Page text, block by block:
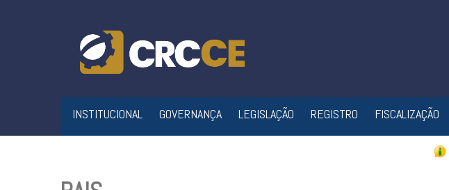
INSTITUCIONAL GOVERNANÇA LEGISLAÇÃO REGISTRO FISCALIZAÇÃO